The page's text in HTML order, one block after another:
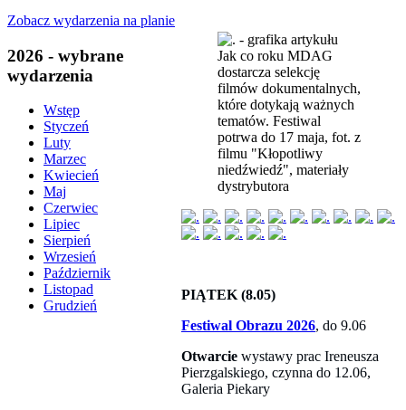
Zobacz wydarzenia na planie
2026 - wybrane
wydarzenia
Wstęp
Styczeń
Luty
Marzec
Kwiecień
Maj
Czerwiec
Lipiec
Sierpień
Wrzesień
Październik
Listopad
Grudzień
Jak co roku MDAG
dostarcza selekcję
filmów dokumentalnych,
które dotykają ważnych
tematów. Festiwal
potrwa do 17 maja, fot. z
filmu "Kłopotliwy
niedźwiedź", materiały
dystrybutora
PIĄTEK (8.05)
Festiwal Obrazu 2026, do 9.06
Otwarcie wystawy prac Ireneusza
Pierzgalskiego, czynna do 12.06,
Galeria Piekary